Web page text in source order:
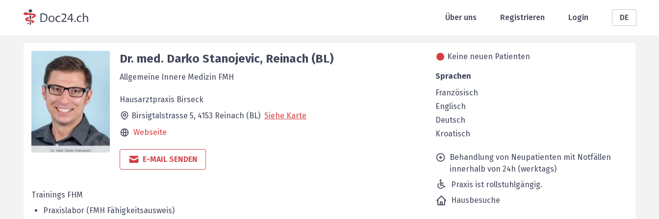
Über uns Registrieren Login DE
Dr. med. Darko Stanojevic, Reinach (BL)
Allgemeine Innere Medizin FMH
Hausarztpraxis Birseck
Birsigtalstrasse 5, 4153 Reinach (BL) Siehe Karte
Webseite
E-MAIL SENDEN
Trainings FHM
Praxislabor (FMH Fähigkeitsausweis)
Keine neuen Patienten
Sprachen
Französisch
Englisch
Deutsch
Kroatisch
Behandlung von Neupatienten mit Notfällen
innerhalb von 24h (werktags)
Praxis ist rollstuhlgängig.
Hausbesuche